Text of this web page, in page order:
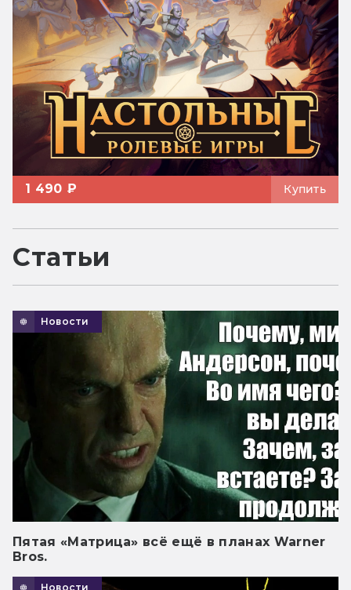
1 490 ₽ Купить
Статьи
Новости
Пятая «Матрица» всё ещё в планах Warner
Bros.
Новости